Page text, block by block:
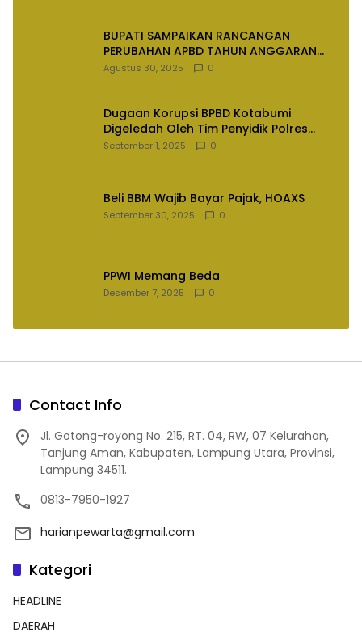
BUPATI SAMPAIKAN RANCANGAN
PERUBAHAN APBD TAHUN ANGGARAN
2025
Agustus 30, 2025 0
Dugaan Korupsi BPBD Kotabumi
Digeledah Oleh Tim Penyidik Polres
Lampung Utara
September 1, 2025 0
Beli BBM Wajib Bayar Pajak, HOAXS
September 30, 2025 0
PPWI Memang Beda
Desember 7, 2025 0
Contact Info
Jl. Gotong-royong No. 215, RT. 04, RW, 07 Kelurahan,
Tanjung Aman, Kabupaten, Lampung Utara, Provinsi,
Lampung 34511.
0813-7950-1927
harianpewarta@gmail.com
Kategori
HEADLINE
DAERAH